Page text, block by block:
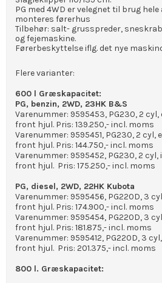
PG med 4WD er velegnet til brug
monteres førerhus
Tilbehør: salt- grusspreder,
og fejemaskine.
Førerbeskyttelse iflg. det nye
Flere varianter:
600 l Græskapacitet:
PG, benzin, 2WD, 23HK B&S
Varenummer: 9595453, PG230, 2
front hjul. Pris: 139.250,- incl. moms
Varenummer: 9595451, PG230, 2 cyl,
front hjul. Pris: 144.750,- incl. moms
Varenummer: 9595452, PG230, 2
front hjul. Pris: 175.250,- incl. moms
PG, diesel, 2WD, 22HK Kubota
Varenummer: 9595456, PG220D, 3
front hjul. Pris: 174.900,- incl. moms
Varenummer: 9595454, PG220D, 3
front hjul. Pris: 181.875,- incl. moms
Varenummer: 9595412, PG220D, 3
front hjul. Pris: 201.375,- incl. moms
800 l. Græskapacitet: